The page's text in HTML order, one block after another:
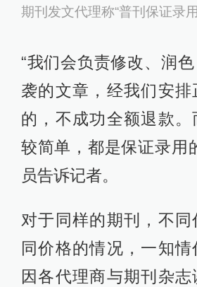
期刊发文代理称“普刊保证录用
“我们会负责修改、润
袭的文章，经我们安
的，不成功全额退款
较简单，都是保证录用
员告诉记者。
对于同样的期刊，不同
同价格的情况，一知情
因各代理商与期刊杂